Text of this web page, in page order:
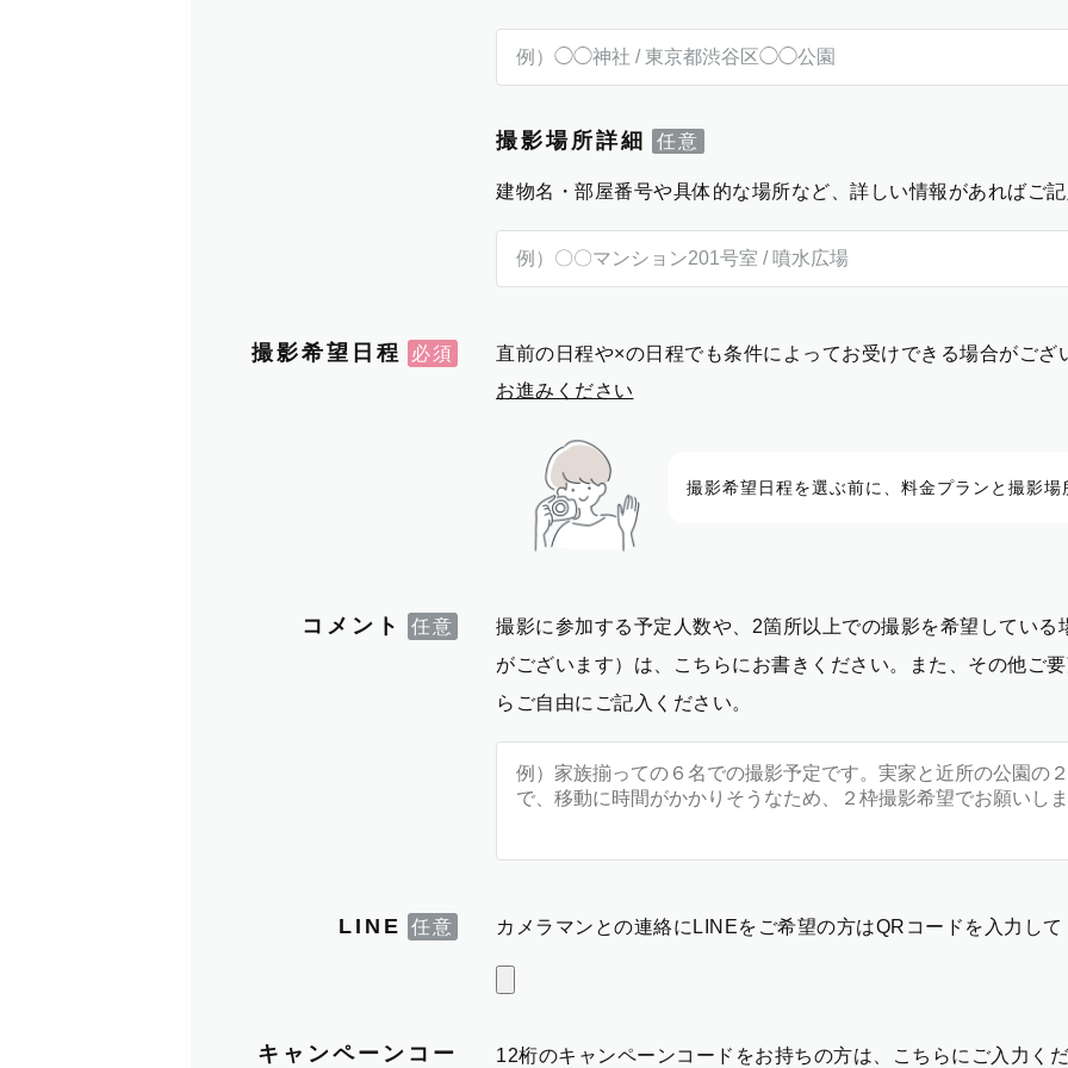
撮影場所詳細
建物名・部屋番号や具体的な場所など、詳しい情報があればご
撮影希望日程
直前の日程や×の日程でも条件によってお受けできる場合がござ
お進みください
撮影希望日程を選ぶ前に、料金プランと撮影
コメント
撮影に参加する予定人数や、2箇所以上での撮影を希望してい
がございます）は、こちらにお書きください。また、その他ご
らご自由にご記入ください。
LINE カメラマンとの連絡にLINEをご希望の方はQRコードを入力し
キャンペーンコー 12桁のキャンペーンコードをお持ちの方は、こちらにご入力く